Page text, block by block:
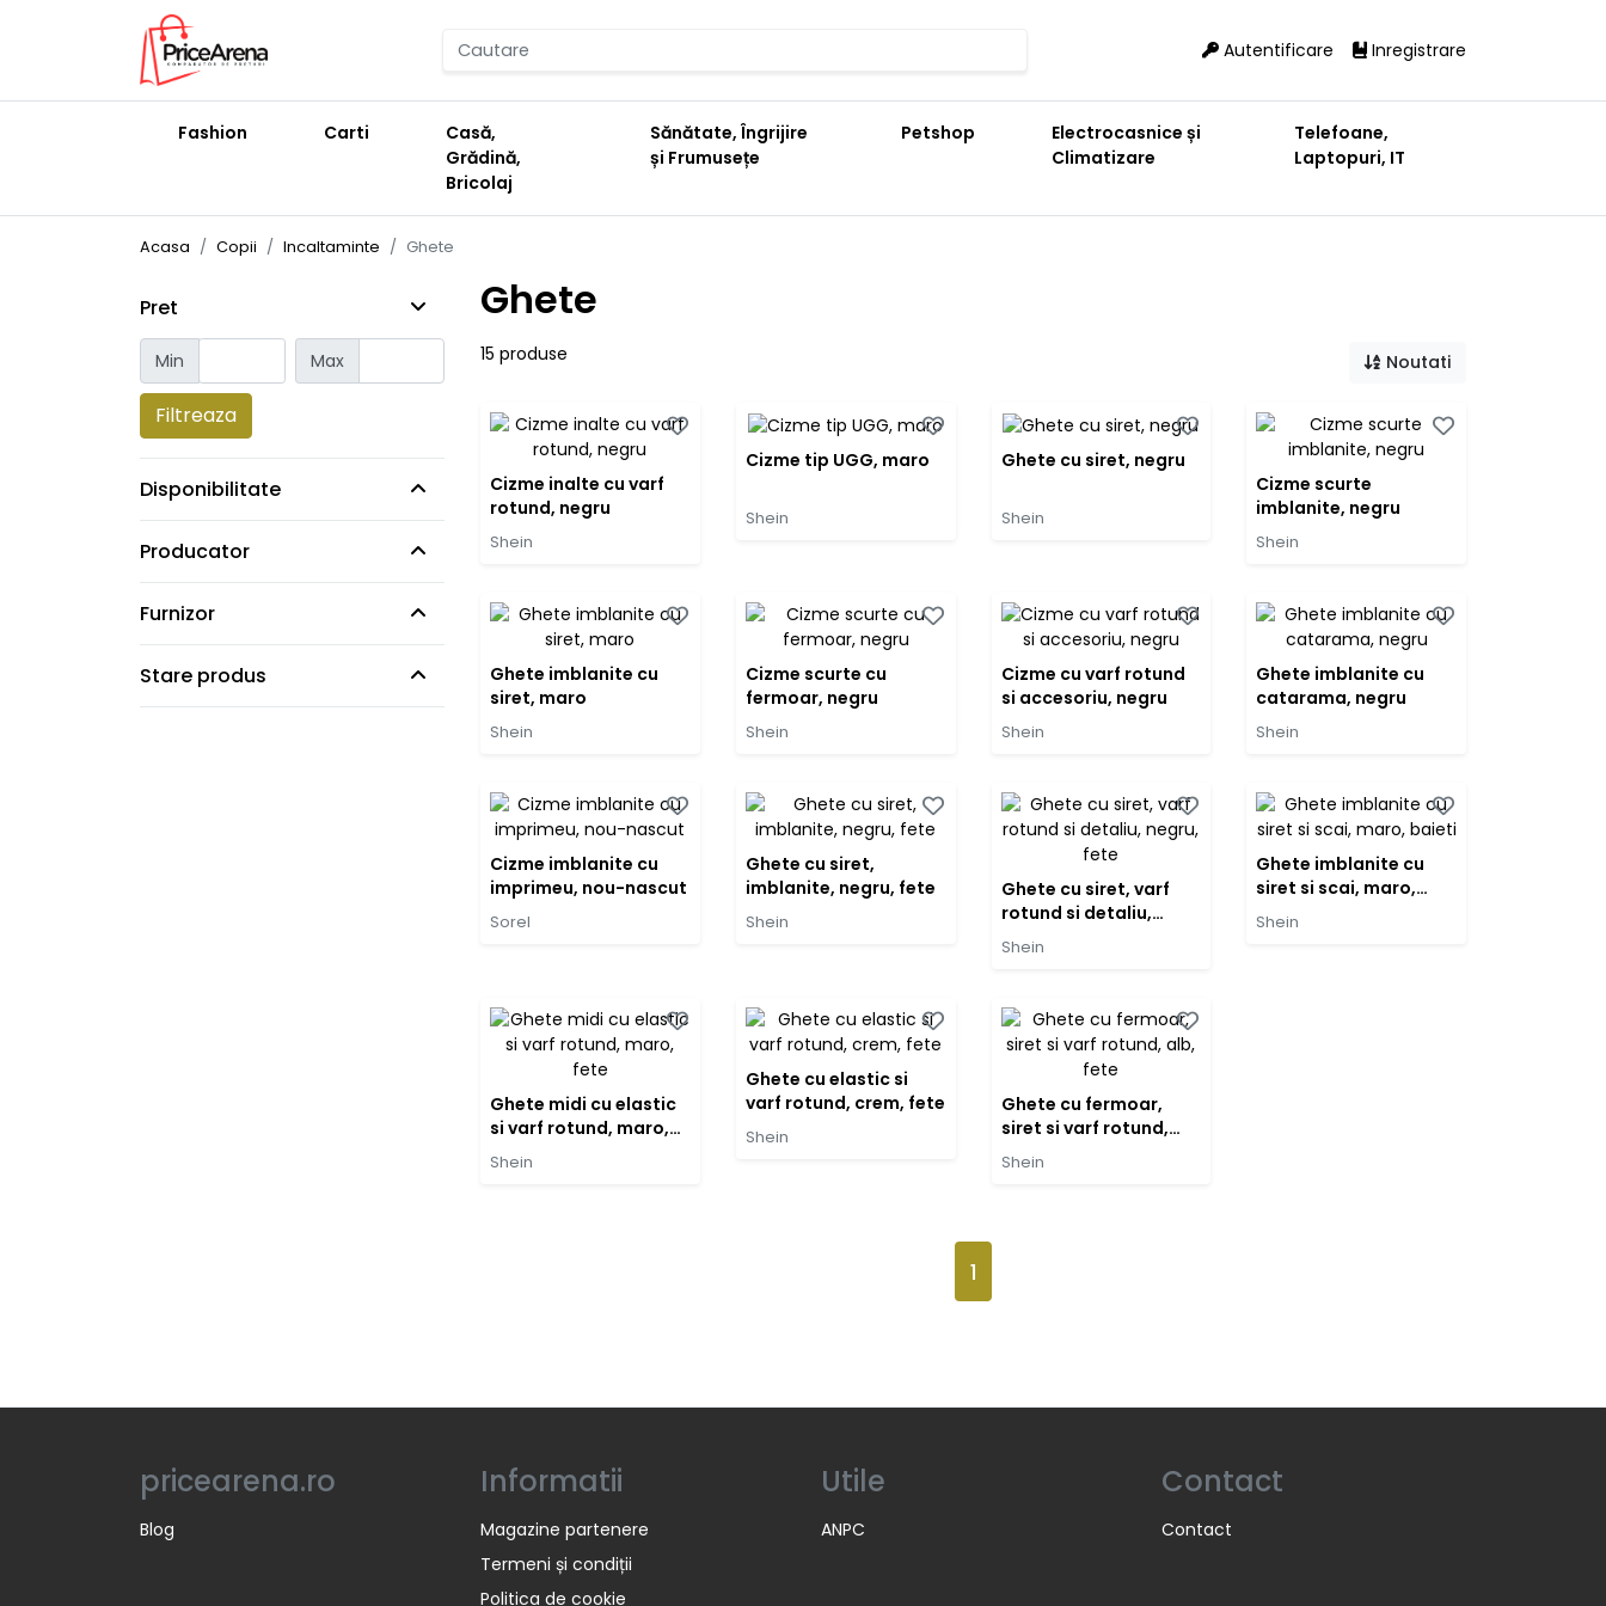
Autentificare Inregistrare
Fashion Carti
Casă,
Grădină,
Bricolaj
Sănătate, Îngrijire
și Frumusețe
Petshop
Electrocasnice și
Climatizare
Telefoane,
Laptopuri, IT
Acasa Copii Incaltaminte Ghete
Pret
Min Max
Filtreaza
Disponibilitate
Producator
Furnizor
Stare produs
Ghete
15 produse Noutati
Cizme inalte cu varf
rotund, negru
Shein
Cizme tip UGG, maro
Shein
Ghete cu siret, negru
Shein
Cizme scurte
imblanite, negru
Shein
Ghete imblanite cu
siret, maro
Shein
Cizme scurte cu
fermoar, negru
Shein
Cizme cu varf rotund
si accesoriu, negru
Shein
Ghete imblanite cu
catarama, negru
Shein
Cizme imblanite cu
imprimeu, nou-nascut
Sorel
Ghete cu siret,
imblanite, negru, fete
Shein
Ghete cu siret, varf
rotund si detaliu,
negru, fete
Shein
Ghete imblanite cu
siret si scai, maro,
baieti
Shein
Ghete midi cu elastic
si varf rotund, maro,
fete
Shein
Ghete cu elastic si
varf rotund, crem, fete
Shein
Ghete cu fermoar,
siret si varf rotund,
alb, fete
Shein
1
pricearena.ro
Blog
Informatii
Magazine partenere
Termeni și condiții
Politica de cookie
Utile
ANPC
Contact
Contact